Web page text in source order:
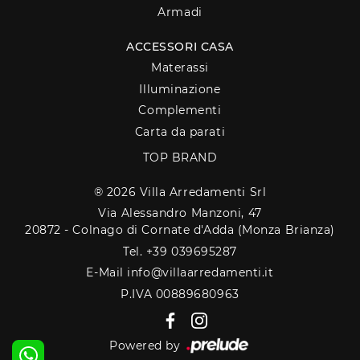
Armadi
ACCESSORI CASA
Materassi
Illuminazione
Complementi
Carta da parati
TOP BRAND
® 2026 Villa Arredamenti Srl
Via Alessandro Manzoni, 47
20872 - Colnago di Cornate d'Adda (Monza Brianza)
Tel. +39 039695287
E-Mail info@villaarredamenti.it
P.IVA 00889680963
Powered by